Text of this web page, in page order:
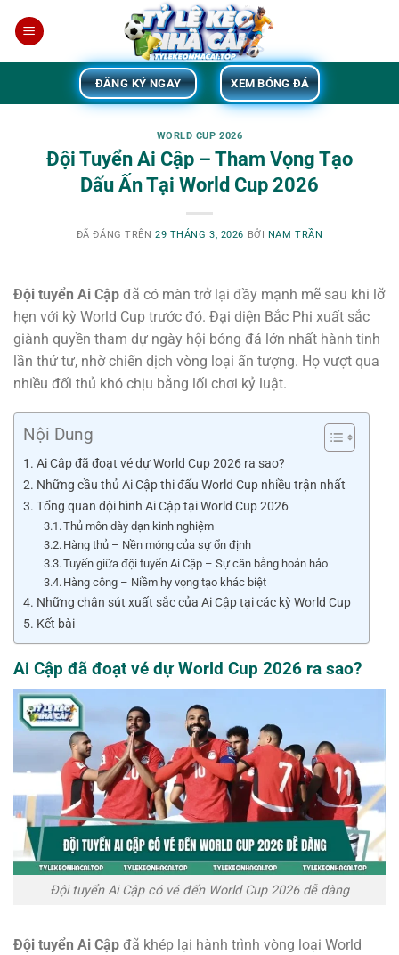
đến
ĐĂNG KÝ NGAY XEM BÓNG ĐÁ
WORLD CUP 2026
Đội Tuyển Ai Cập – Tham Vọng Tạo
Dấu Ấn Tại World Cup 2026
ĐÃ ĐĂNG TRÊN 29 THÁNG 3, 2026 BỞI NAM TRẦN
Đội tuyển Ai Cập đã có màn trở lại đầy mạnh mẽ sau khi lỡ
hẹn với kỳ World Cup trước đó. Đại diện Bắc Phi xuất sắc
giành quyền tham dự ngày hội bóng đá lớn nhất hành tinh
lần thứ tư, nhờ chiến dịch vòng loại ấn tượng. Họ vượt qua
nhiều đối thủ khó chịu bằng lối chơi kỷ luật.
Nội Dung
Ai Cập đã đoạt vé dự World Cup 2026 ra sao?
Những cầu thủ Ai Cập thi đấu World Cup nhiều trận nhất
Tổng quan đội hình Ai Cập tại World Cup 2026
Thủ môn dày dạn kinh nghiệm
Hàng thủ – Nền móng của sự ổn định
Tuyến giữa đội tuyển Ai Cập – Sự cân bằng hoản hảo
Hàng công – Niềm hy vọng tạo khác biệt
Những chân sút xuất sắc của Ai Cập tại các kỳ World Cup
Kết bài
Ai Cập đã đoạt vé dự World Cup 2026 ra sao?
Đội tuyển Ai Cập có vé đến World Cup 2026 dễ dàng
Đội tuyển Ai Cập đã khép lại hành trình vòng loại World